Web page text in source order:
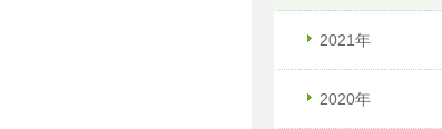
2021年
2020年